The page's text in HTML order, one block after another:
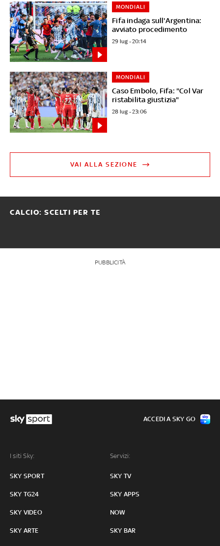
Fifa indaga sull'Argentina:
avviato procedimento
MONDIALI
29 lug - 20:14
Caso Embolo, Fifa: "Col Var
ristabilita giustizia"
MONDIALI
28 lug - 23:06
VAI ALLA SEZIONE
CALCIO: SCELTI PER TE
PUBBLICITÀ
I siti Sky:
SKY SPORT
SKY TG24
SKY VIDEO
SKY ARTE
Servizi:
SKY TV
SKY APPS
NOW
SKY BAR
ACCEDI A SKY GO